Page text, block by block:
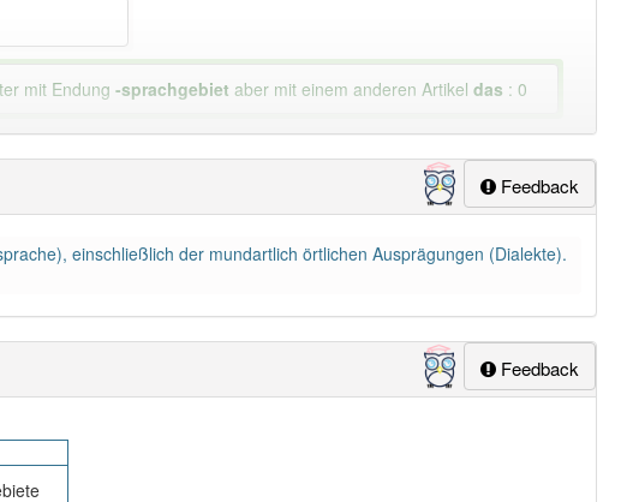
mit Endung-sprachgebiet aber mit einem anderen Artikeldas : 0
Feedback
einschließlich der mundartlich örtlichen Ausprägungen (Dialekte).
Feedback